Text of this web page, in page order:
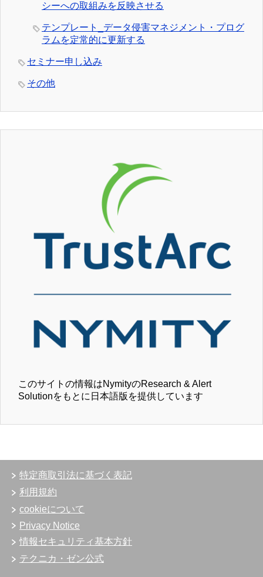
シーへの取組みを反映させる
テンプレート_データ侵害マネジメント・プログ
ラムを定常的に更新する
セミナー申し込み
その他
このサイトの情報はNymityのResearch & Alert
Solutionをもとに日本語版を提供しています
特定商取引法に基づく表記
利用規約
cookieについて
Privacy Notice
情報セキュリティ基本方針
テクニカ・ゼン公式